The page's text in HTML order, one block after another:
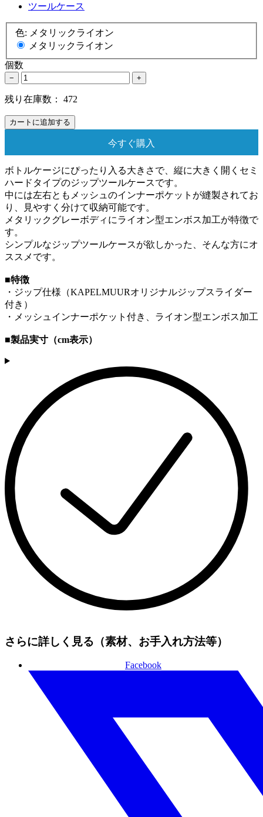
ツールケース
色: メタリックライオン
メタリックライオン
個数
− +
残り在庫数： 472
カートに追加する
今すぐ購入
ボトルケージにぴったり入る大きさで、縦に大きく開くセミ
ハードタイプのジップツールケースです。
中には左右ともメッシュのインナーポケットが縫製されてお
り、見やすく分けて収納可能です。
メタリックグレーボディにライオン型エンボス加工が特徴で
す。
シンプルなジップツールケースが欲しかった、そんな方にオ
ススメです。
■特徴
・ジップ仕様（KAPELMUURオリジナルジップスライダー
付き）
・メッシュインナーポケット付き、ライオン型エンボス加工
■製品実寸（cm表示）
さらに詳しく見る（素材、お手入れ方法等）
Facebook